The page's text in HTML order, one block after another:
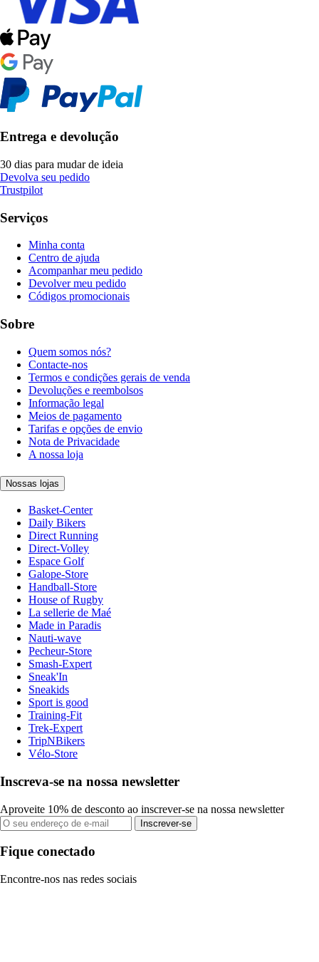
Entrega e devolução
30 dias para mudar de ideia
Devolva seu pedido
Trustpilot
Serviços
Minha conta
Centro de ajuda
Acompanhar meu pedido
Devolver meu pedido
Códigos promocionais
Sobre
Quem somos nós?
Contacte-nos
Termos e condições gerais de venda
Devoluções e reembolsos
Informação legal
Meios de pagamento
Tarifas e opções de envio
Nota de Privacidade
A nossa loja
Nossas lojas
Basket-Center
Daily Bikers
Direct Running
Direct-Volley
Espace Golf
Galope-Store
Handball-Store
House of Rugby
La sellerie de Maé
Made in Paradis
Nauti-wave
Pecheur-Store
Smash-Expert
Sneak'In
Sneakids
Sport is good
Training-Fit
Trek-Expert
TripNBikers
Vélo-Store
Inscreva-se na nossa newsletter
Aproveite 10% de desconto ao inscrever-se na nossa newsletter
Inscrever-se
Fique conectado
Encontre-nos nas redes sociais